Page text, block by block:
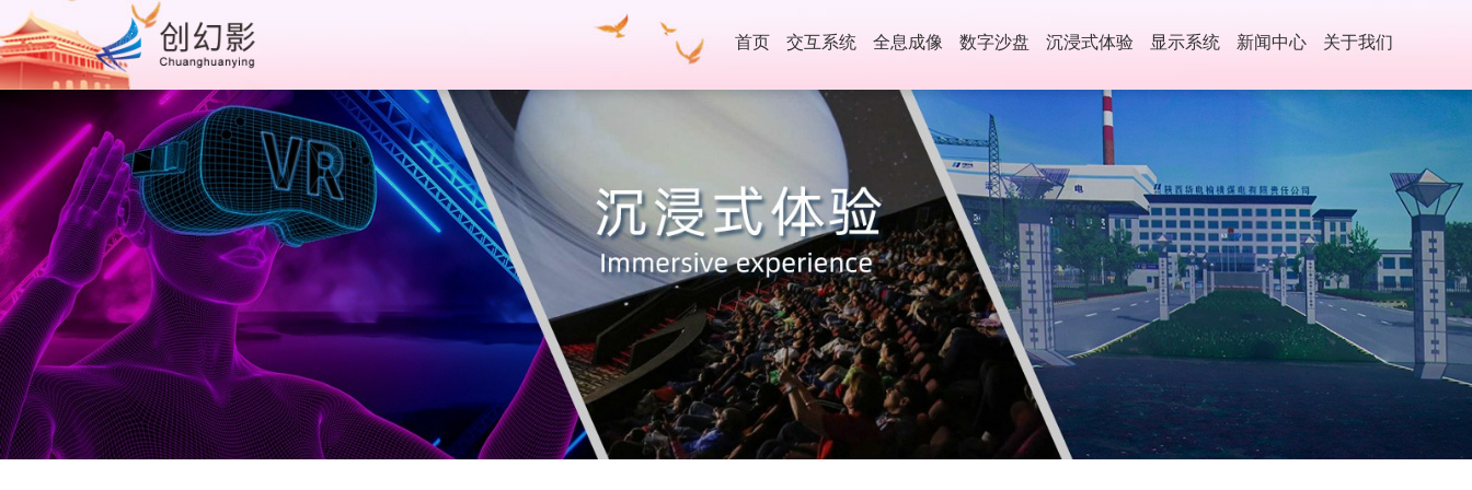
首页 交互系统 全息成像 数字沙盘 沉浸式体验 显示系统 新闻中心 关于我们